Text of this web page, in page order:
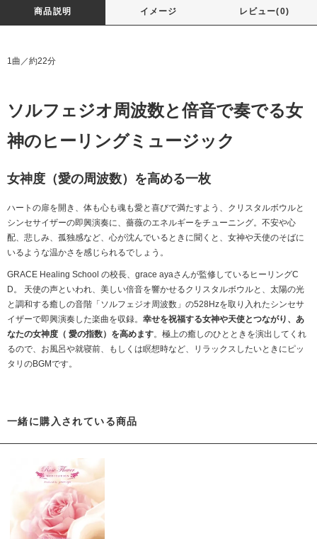
商品説明 イメージ レビュー(0)
1曲／約22分
ソルフェジオ周波数と倍音で奏でる女
神のヒーリングミュージック
女神度（愛の周波数）を高める一枚
ハートの扉を開き、体も心も魂も愛と喜びで満たすよう、クリスタルボウルと
シンセサイザーの即興演奏に、薔薇のエネルギーをチューニング。不安や心
配、悲しみ、孤独感など、心が沈んでいるときに聞くと、女神や天使のそばに
いるような温かさを感じられるでしょう。
GRACE Healing School の校長、grace ayaさんが監修しているヒーリングC
D。 天使の声といわれ、美しい倍音を響かせるクリスタルボウルと、太陽の光
と調和する癒しの音階「ソルフェジオ周波数」の528Hzを取り入れたシンセサ
イザーで即興演奏した楽曲を収録。 幸せを祝福する女神や天使とつながり、あ
なたの女神度（ 愛の指数）を高めます。極上の癒しのひとときを演出してくれ
るので、お風呂や就寝前、もしくは瞑想時など、リラックスしたいときにピッ
タリのBGMです。
一緒に購入されている商品